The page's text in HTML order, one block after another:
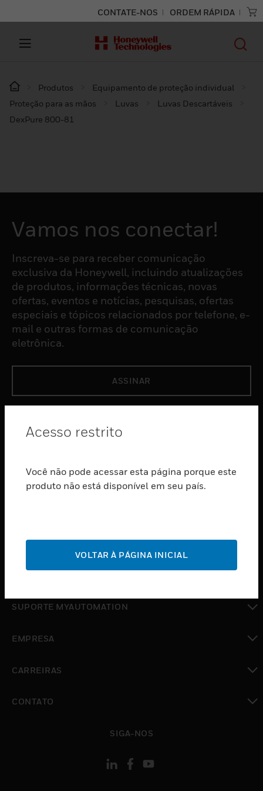
CONTATE-NOS ORDEM RÁPIDA
Produtos
Equipamento de proteção individual
Proteção para as mãos
Luvas
Luvas Descartáveis
DexPure 800-81
Vamos nos conectar!
Inscreva-se para receber comunicação
exclusiva da Honeywell, incluindo atualizações
de produtos, informações técnicas, novas
ofertas, eventos e notícias, pesquisas, ofertas
especiais e tópicos relacionados por telefone, e-
mail e outras formas de comunicação
eletrônica.
ASSINAR
toggle view
toggle view
SERVIÇOS
SUPORTE
toggle view
toggle view
SUPORTE MYAUTOMATION
EMPRESA
CARREIRAS
CONTATO
SIGA-NOS
Acesso restrito
Você não pode acessar esta página porque este
produto não está disponível em seu país.
VOLTAR À PÁGINA INICIAL